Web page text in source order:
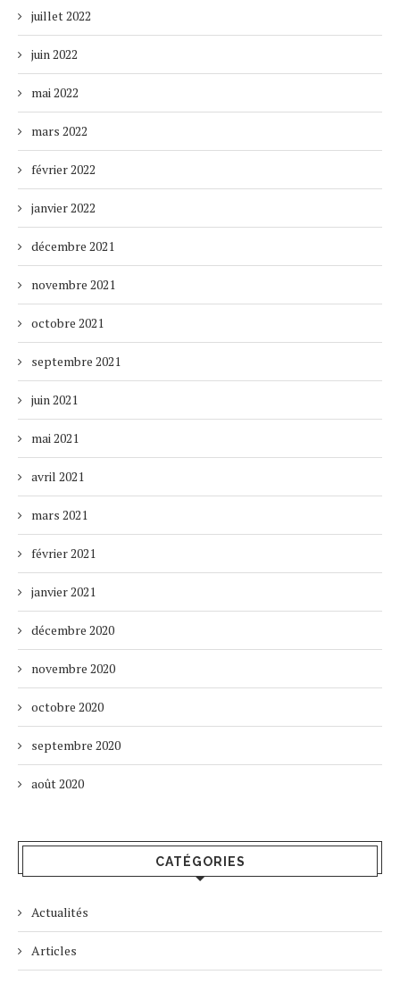
juillet 2022
juin 2022
mai 2022
mars 2022
février 2022
janvier 2022
décembre 2021
novembre 2021
octobre 2021
septembre 2021
juin 2021
mai 2021
avril 2021
mars 2021
février 2021
janvier 2021
décembre 2020
novembre 2020
octobre 2020
septembre 2020
août 2020
CATÉGORIES
Actualités
Articles